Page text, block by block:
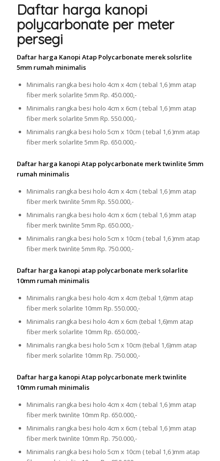
Daftar harga kanopi
polycarbonate per meter
persegi
Daftar harga Kanopi Atap Polycarbonate merek solsrlite
5mm rumah minimalis
Minimalis rangka besi holo 4cm x 4cm ( tebal 1,6 )mm atap
fiber merk solarlite 5mm Rp. 450.000,-
Minimalis rangka besi holo 4cm x 6cm ( tebal 1,6 )mm atap
fiber merk solarlite 5mm Rp. 550.000,-
Minimalis rangka besi holo 5cm x 10cm ( tebal 1,6 )mm atap
fiber merk solarlite 5mm Rp. 650.000,-
Daftar harga kanopi Atap polycarbonate merk twinlite 5mm
rumah minimalis
Minimalis rangka besi holo 4cm x 4cm ( tebal 1,6 )mm atap
fiber merk twinlite 5mm Rp. 550.000,-
Minimalis rangka besi holo 4cm x 6cm ( tebal 1,6 )mm atap
fiber merk twinlite 5mm Rp. 650.000,-
Minimalis rangka besi holo 5cm x 10cm ( tebal 1,6 )mm atap
fiber merk twinlite 5mm Rp. 750.000,-
Daftar harga kanopi atap polycarbonate merk solarlite
10mm rumah minimalis
Minimalis rangka besi holo 4cm x 4cm (tebal 1,6)mm atap
fiber merk solarlite 10mm Rp. 550.000,-
Minimalis rangka besi holo 4cm x 6cm (tebal 1,6)mm atap
fiber merk solarlite 10mm Rp. 650.000,-
Minimalis rangka besi holo 5cm x 10cm (tebal 1,6)mm atap
fiber merk solarlite 10mm Rp. 750.000,-
Daftar harga kanopi Atap polycarbonate merk twinlite
10mm rumah minimalis
Minimalis rangka besi holo 4cm x 4cm ( tebal 1,6 )mm atap
fiber merk twinlite 10mm Rp. 650.000,-
Minimalis rangka besi holo 4cm x 6cm ( tebal 1,6 )mm atap
fiber merk twinlite 10mm Rp. 750.000,-
Minimalis rangka besi holo 5cm x 10cm ( tebal 1,6 )mm atap